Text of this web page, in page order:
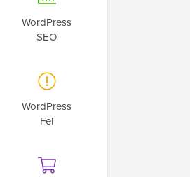
WordPress
SEO
WordPress
Fel